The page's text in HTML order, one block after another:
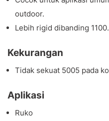
outdoor.
Lebih rigid dibanding 1100.
Kekurangan
Tidak sekuat 5005 pada
Aplikasi
Ruko